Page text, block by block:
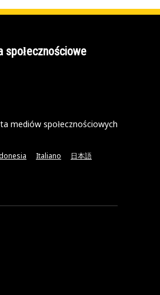
społecznościowe
mediów społecznościowych
Italiano 日本語